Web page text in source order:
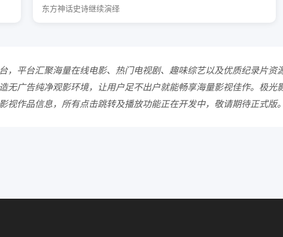
东方神话史诗继续演绎
，平台汇聚海量在线电影、热门电视剧、趣味综艺以及优质纪录片
无广告纯净观影环境，让用户足不出户就能畅享海量影视佳作。极
作品信息，所有点击跳转及播放功能正在开发中，敬请期待正式版。